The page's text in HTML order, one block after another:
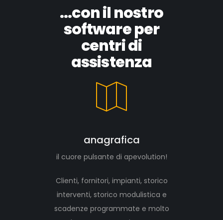
...con il nostro
software per
centri di
assistenza
anagrafica
il cuore pulsante di apevolution!
Clienti, fornitori, impianti, storico
interventi, storico modulistica e
scadenze programmate e molto